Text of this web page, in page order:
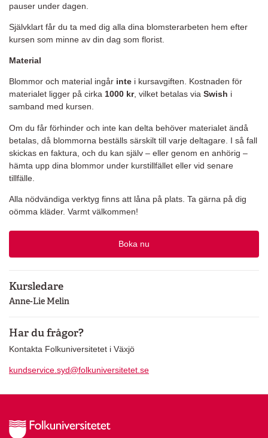
pauser under dagen.
Självklart får du ta med dig alla dina blomsterarbeten hem efter
kursen som minne av din dag som florist.
Material
Blommor och material ingår inte i kursavgiften. Kostnaden för
materialet ligger på cirka 1000 kr, vilket betalas via Swish i
samband med kursen.
Om du får förhinder och inte kan delta behöver materialet ändå
betalas, då blommorna beställs särskilt till varje deltagare. I så fall
skickas en faktura, och du kan själv – eller genom en anhörig –
hämta upp dina blommor under kurstillfället eller vid senare
tillfälle.
Alla nödvändiga verktyg finns att låna på plats. Ta gärna på dig
oömma kläder. Varmt välkommen!
Boka nu
Kursledare
Anne-Lie Melin
Har du frågor?
Kontakta Folkuniversitetet i Växjö
kundservice.syd@folkuniversitetet.se